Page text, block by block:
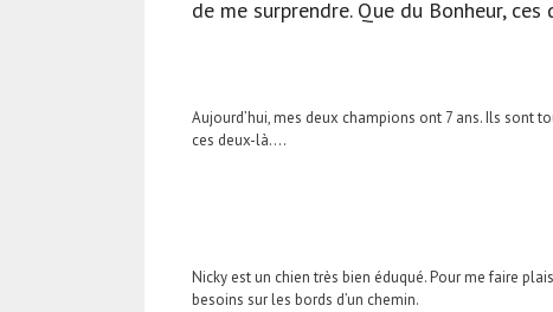
de me surprendre. Que du Bonheur,
Aujourd’hui, mes deux champions ont 7 ans. Ils sont
ces deux-là….
Nicky est un chien très bien éduqué. Pour me faire
besoins sur les bords d’un chemin.